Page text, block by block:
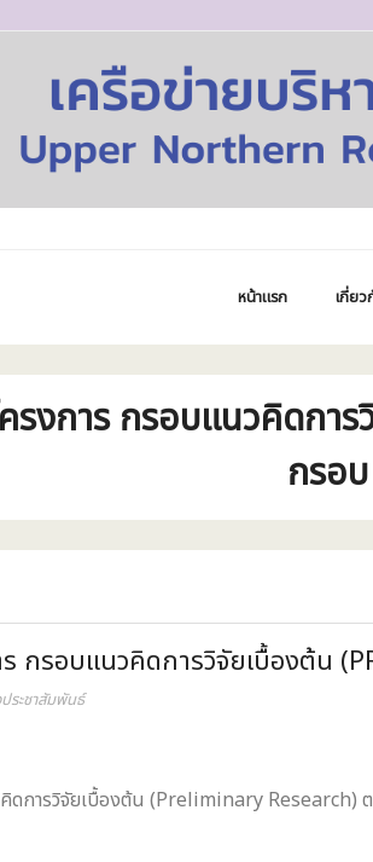
หน้าแรก เกี่ยว
รงการ กรอบแนวคิดกา
กรอ
กรอบแนวคิดการวิจัยเบื้องต้น
ประชาสัมพันธ์
การวิจัยเบื้องต้น (Preliminary Research)